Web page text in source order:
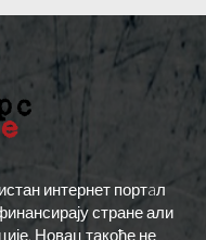
интернет портaл
стране али
Новац такође не